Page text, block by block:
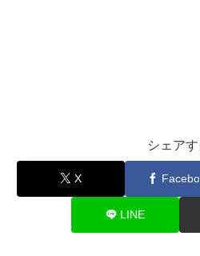
シェアす
X
LINE